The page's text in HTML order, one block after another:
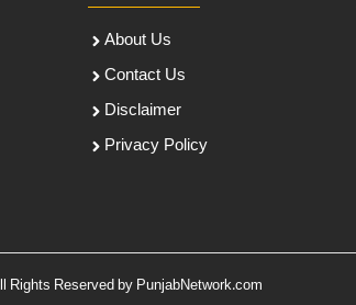
About Us
Contact Us
Disclaimer
Privacy Policy
Rights Reserved by PunjabNetwork.com